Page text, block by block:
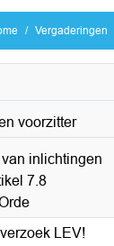
Vergaderingen
voorzitter
inlichtingen
7.8
LEV!